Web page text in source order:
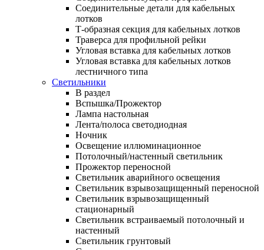
Соединительные детали для кабельных
лотков
Т-образная секция для кабельных лотков
Траверса для профильной рейки
Угловая вставка для кабельных лотков
Угловая вставка для кабельных лотков
лестничного типа
Светильники
В раздел
Вспышка/Прожектор
Лампа настольная
Лента/полоса светодиодная
Ночник
Освещение иллюминационное
Потолочный/настенный светильник
Прожектор переносной
Светильник аварийного освещения
Светильник взрывозащищенный переносной
Светильник взрывозащищенный
стационарный
Светильник встраиваемый потолочный и
настенный
Светильник грунтовый